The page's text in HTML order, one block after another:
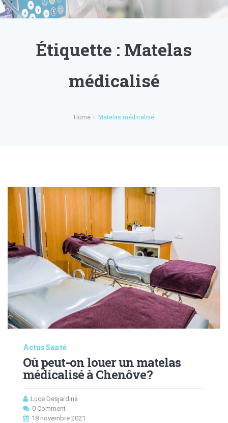
Étiquette : Matelas
médicalisé
Home Matelas médicalisé
Actus Santé
Où peut-on louer un matelas
médicalisé à Chenôve ?
Luce Desjardins
0 Comment
18 novembre 2021